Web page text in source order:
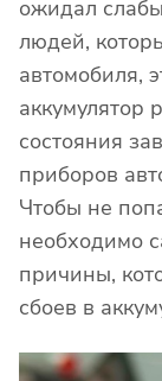
ожидал
людей,
автомобиля,
аккумулятор
состояния
приборов
Чтобы не
необходимо
причины,
сбоев в